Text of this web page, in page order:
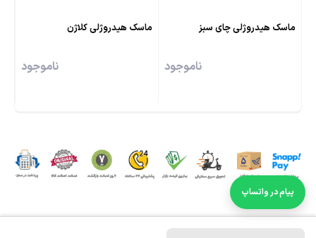
ماسک هیدروژلی چای سبز
ناموجود
ماسک هیدروژلی کلاژن
ناموجود
پیام در واتساپ